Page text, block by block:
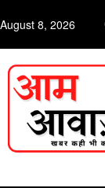
August 8, 2026